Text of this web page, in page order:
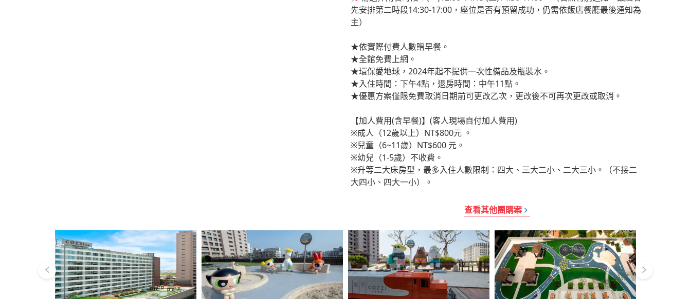
先安排第二時段14:30-17:00，座位是否有預留成功，仍需依飯店餐廳最後通知為
主）
★依實際付費人數贈早餐。
★全館免費上網。
★環保愛地球，2024年起不提供一次性備品及瓶裝水。
★入住時間：下午4點，退房時間：中午11點。
★優惠方案僅限免費取消日期前可更改乙次，更改後不可再次更改或取消。
【加人費用(含早餐)】(客人現場自付加人費用)
※成人（12歲以上）NT$800元 。
※兒童（6~11歲）NT$600 元。
※幼兒（1-5歲）不收費。
※升等二大床房型，最多入住人數限制：四大、三大二小、二大三小。（不接二
大四小、四大一小）。
查看其他團購案